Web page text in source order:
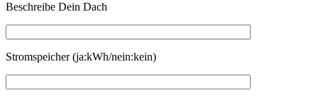
Beschreibe Dein Dach
Stromspeicher (ja:kWh/nein:kein)